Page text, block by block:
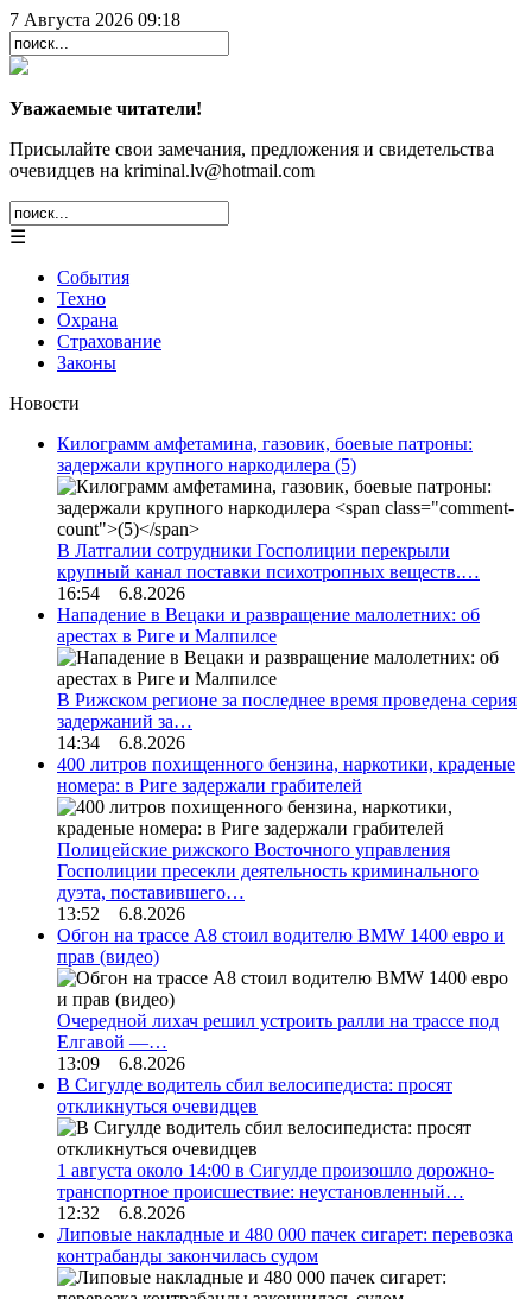
7 Августа 2026 09:18
Уважаемые читатели!
Присылайте свои замечания, предложения и свидетельства
очевидцев на kriminal.lv@hotmail.com
☰
События
Техно
Охрана
Страхование
Законы
Новости
Килограмм амфетамина, газовик, боевые патроны:
задержали крупного наркодилера (5)
В Латгалии сотрудники Госполиции перекрыли
крупный канал поставки психотропных веществ.…
16:54 6.8.2026
Нападение в Вецаки и развращение малолетних: об
арестах в Риге и Малпилсе
В Рижском регионе за последнее время проведена серия
задержаний за…
14:34 6.8.2026
400 литров похищенного бензина, наркотики, краденые
номера: в Риге задержали грабителей
Полицейские рижского Восточного управления
Госполиции пресекли деятельность криминального
дуэта, поставившего…
13:52 6.8.2026
Обгон на трассе А8 стоил водителю BMW 1400 евро и
прав (видео)
Очередной лихач решил устроить ралли на трассе под
Елгавой —…
13:09 6.8.2026
В Сигулде водитель сбил велосипедиста: просят
откликнуться очевидцев
1 августа около 14:00 в Сигулде произошло дорожно-
транспортное происшествие: неустановленный…
12:32 6.8.2026
Липовые накладные и 480 000 пачек сигарет: перевозка
контрабанды закончилась судом